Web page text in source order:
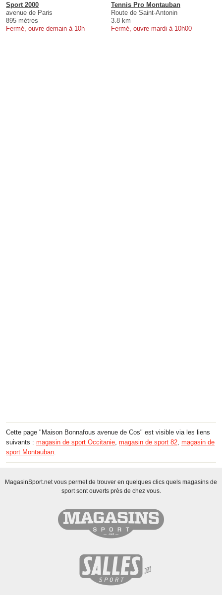
Sport 2000
avenue de Paris
895 mètres
Fermé, ouvre demain à 10h
Tennis Pro Montauban
Route de Saint-Antonin
3.8 km
Fermé, ouvre mardi à 10h00
Cette page "Maison Bonnafous avenue de Cos" est visible via les liens
suivants : magasin de sport Occitanie magasin de sport 82 magasin de
sport Montauban
MagasinSport.net vous permet de trouver en quelques clics quels magasins de
sport sont ouverts près de chez vous.